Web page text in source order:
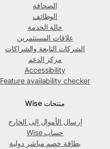
الصحافة
الوظائف
حالة الخدمة
علاقات المستثمرين
الشركات التابعة والشراكات
مركز الدعم
Accessibility
Feature availability checker
منتجات Wise
إرسال الأموال إلى الخارج
حساب Wise
بطاقة خصم مباشر دولية